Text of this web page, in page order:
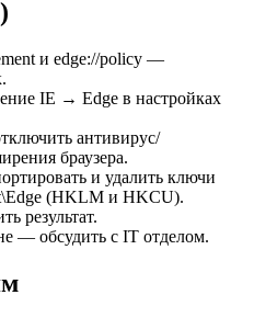
и edge://policy —
IE → Edge в настройках
антивирус/
браузера.
и удалить ключи
(HKLM и HKCU).
результат.
— обсудить с IT отделом.